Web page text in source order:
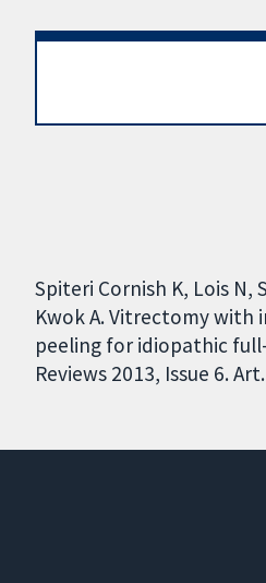
Spiteri Cornish K, Lois N,
Kwok A. Vitrectomy
peeling for idiopathic
Reviews 2013, Issue 6.